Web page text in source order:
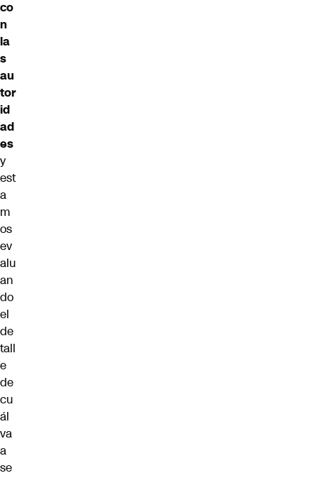
co
n
la
s
au
tor
id
ad
es
y
est
a
m
os
ev
alu
an
do
el
de
tall
e
de
cu
ál
va
a
se